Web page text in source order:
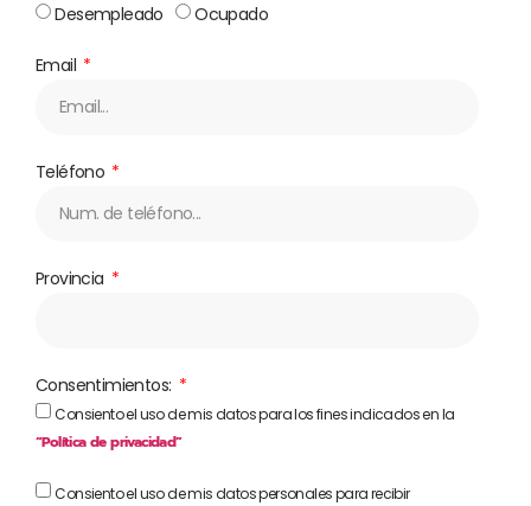
Desempleado
Ocupado
Email
Teléfono
Provincia
Consentimientos:
Consiento el uso de mis datos para los fines indicados en la
“Política de privacidad”
Consiento el uso de mis datos personales para recibir